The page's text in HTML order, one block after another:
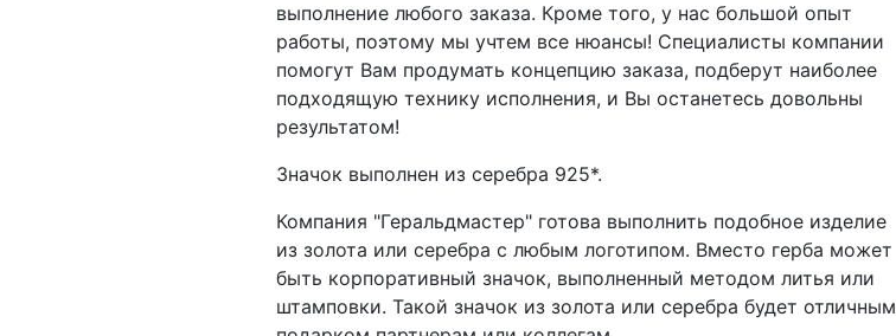
выполнение любого заказа. Кроме того, у нас большой опыт
работы, поэтому мы учтем все нюансы! Специалисты компании
помогут Вам продумать концепцию заказа, подберут наиболее
подходящую технику исполнения, и Вы останетесь довольны
результатом!
Значок выполнен из серебра 925*.
Компания "Геральдмастер" готова выполнить подобное изделие
из золота или серебра с любым логотипом. Вместо герба может
быть корпоративный значок, выполненный методом литья или
штамповки. Такой значок из золота или серебра будет отличным